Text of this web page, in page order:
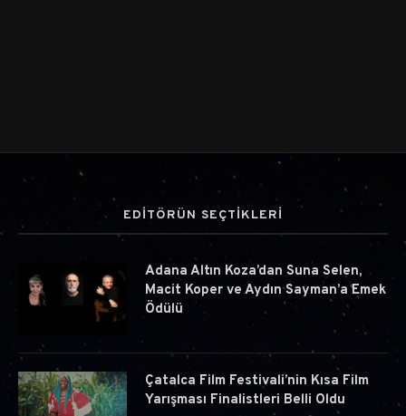
EDİTÖRÜN SEÇTİKLERİ
Adana Altın Koza’dan Suna Selen,
Macit Koper ve Aydın Sayman’a Emek
Ödülü
Çatalca Film Festivali’nin Kısa Film
Yarışması Finalistleri Belli Oldu